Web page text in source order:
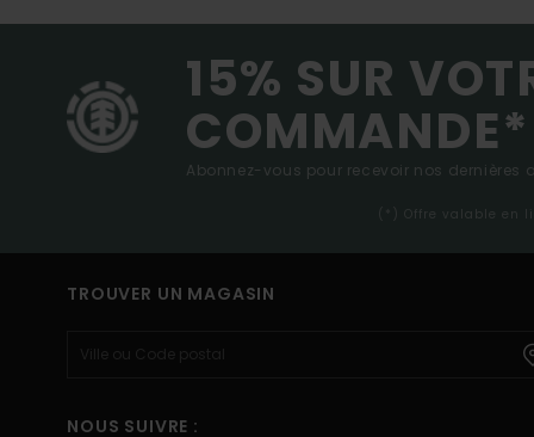
15% SUR
COMMANDE*
Abonnez-vous pour recevoir nos dernières
(*) Offre valable en
TROUVER UN MAGASIN
NOUS SUIVRE :